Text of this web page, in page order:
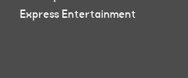
Express Entertainment